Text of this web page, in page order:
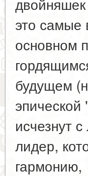
это самые
основном
будущем
исчезнут
лидер,
гармонию,